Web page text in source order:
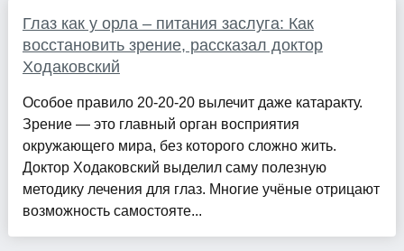
Глаз как у орла – питания заслуга: Как
восстановить зрение, рассказал доктор
Ходаковский
Особое правило 20-20-20 вылечит даже катаракту.
Зрение — это главный орган восприятия
окружающего мира, без которого сложно жить.
Доктор Ходаковский выделил саму полезную
методику лечения для глаз. Многие учёные отрицают
возможность самостояте...